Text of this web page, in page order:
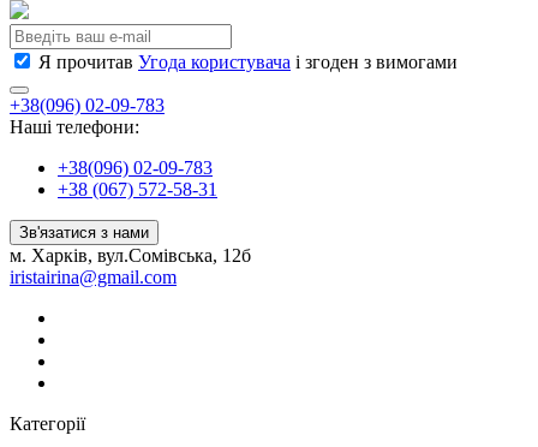
Я прочитав Угода користувача і згоден з вимогами
+38(096) 02-09-783
Наші телефони:
+38(096) 02-09-783
+38 (067) 572-58-31
Зв'язатися з нами
м. Харків, вул.Сомівська, 12б
iristairina@gmail.com
Категорії